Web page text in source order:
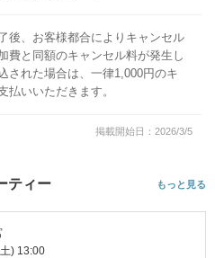
後、お客様都合によりキャンセル
費と同額のキャンセル料が発生し
された場合は、一律1,000円のキ
払いいただきます。
掲載開始日：2026/3/5
ティー もっと見る
) 13:00